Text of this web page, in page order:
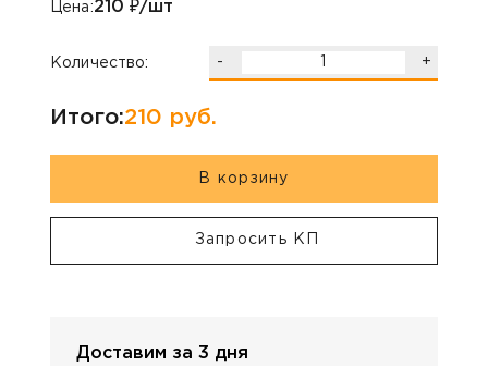
Цена:210 ₽/шт
Количество: - +
Итого:210 руб.
В корзину
Запросить КП
Доставим за 3 дня